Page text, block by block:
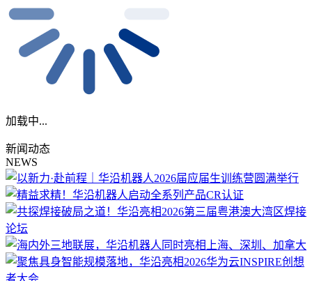
加载中...
新闻动态
NEWS